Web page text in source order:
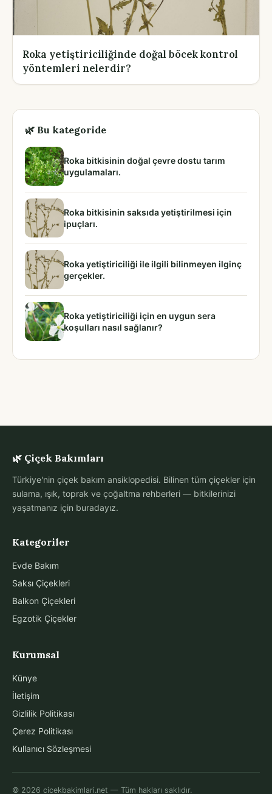
Roka yetiştiriciliğinde doğal böcek kontrol
yöntemleri nelerdir?
🌿 Bu kategoride
Roka bitkisinin doğal çevre dostu tarım
uygulamaları.
Roka bitkisinin saksıda yetiştirilmesi için
ipuçları.
Roka yetiştiriciliği ile ilgili bilinmeyen ilginç
gerçekler.
Roka yetiştiriciliği için en uygun sera
koşulları nasıl sağlanır?
🌿 Çiçek Bakımları
Türkiye'nin çiçek bakım ansiklopedisi. Bilinen tüm çiçekler için
sulama, ışık, toprak ve çoğaltma rehberleri — bitkilerinizi
yaşatmanız için buradayız.
Kategoriler
Evde Bakım
Saksı Çiçekleri
Balkon Çiçekleri
Egzotik Çiçekler
Kurumsal
Künye
İletişim
Gizlilik Politikası
Çerez Politikası
Kullanıcı Sözleşmesi
© 2026 cicekbakimlari.net — Tüm hakları saklıdır.